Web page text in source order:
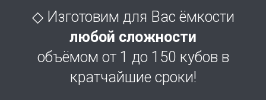
◇ Изготовим для Вас ёмкости
любой сложности
объёмом от 1 до 150 кубов в
кратчайшие сроки!